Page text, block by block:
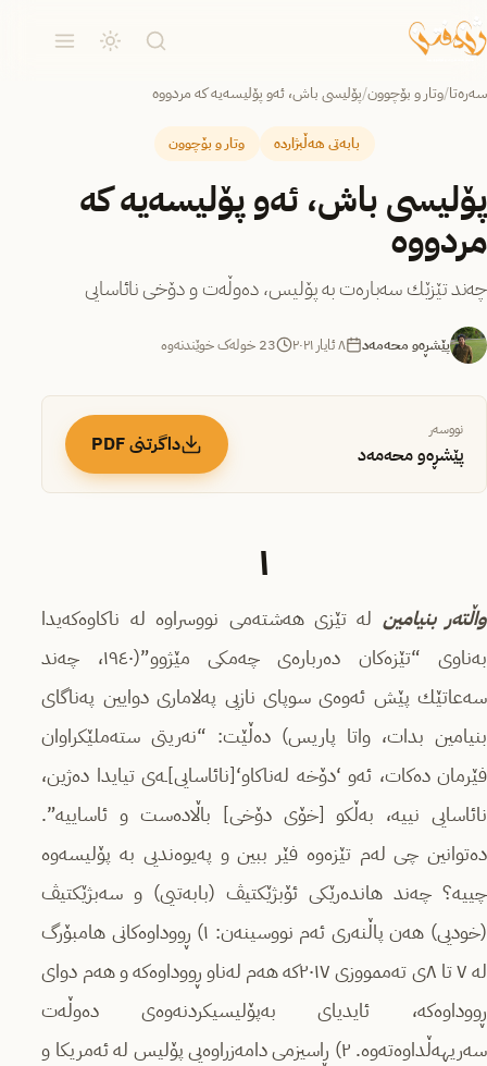
سەرەتا/وتار و بۆچوون/پۆلیسی باش، ئەو پۆلیسەیە كە مردووە
بابەتی هەڵبژاردە وتار و بۆچوون
پۆلیسی باش، ئەو پۆلیسەیە كە
مردووە
چەند تێزێك سەبارەت بە پۆلیس، دەوڵەت و دۆخی نائاسایی
پێشڕەو محەمەد ٨ ئایار ٢٠٢١ 23 خولەک خوێندنەوە
نووسەر
پێشڕەو محەمەد داگرتنی PDF
١
واڵتەر بنیامین لە تێزی هەشتەمی نووسراوە لە ناكاوەكەیدا
بەناوی “تێزەكان دەربارەى چەمكی مێژوو”(١٩٤٠، چەند
سەعاتێك پێش ئەوەى سوپای نازیی پەلاماری دوایین پەناگای
بنیامین بدات، واتا پاریس) دەڵێت: “نەریتی ستەملێكراوان
فێرمان دەكات، ئەو ‘دۆخە لەناكاو‘[نائاسایی]ـەى تیایدا دەژین،
نائاسایی نییە، بەڵكو [خۆی دۆخی] باڵادەست و ئاساییە”.
دەتوانین چی لەم تێزەوە فێر ببین و پەیوەندیی بە پۆلیسەوە
چییە؟ چەند هاندەرێكی ئۆبژێكتیڤ (بابەتیی) و سەبژێكتیڤ
(خودیی) هەن پاڵنەری ئەم نووسینەن: ١) ڕووداوەكانی هامبۆرگ
لە ٧ تا ٨ی تەممووزی ٢٠١٧كە هەم لەناو ڕووداوەكە و هەم دوای
ڕووداوەكە، ئایدیای بەپۆلیسیكردنەوەى دەوڵەت
سەریهەڵداوەتەوە. ٢) ڕاسیزمی دامەزراوەیی پۆلیس لە ئەمریكا و